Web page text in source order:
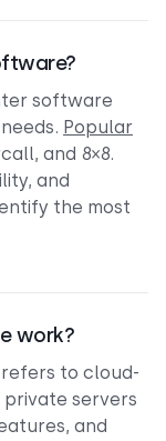
software
Popular
and 8×8.
and
the most
work?
to cloud-
servers
and